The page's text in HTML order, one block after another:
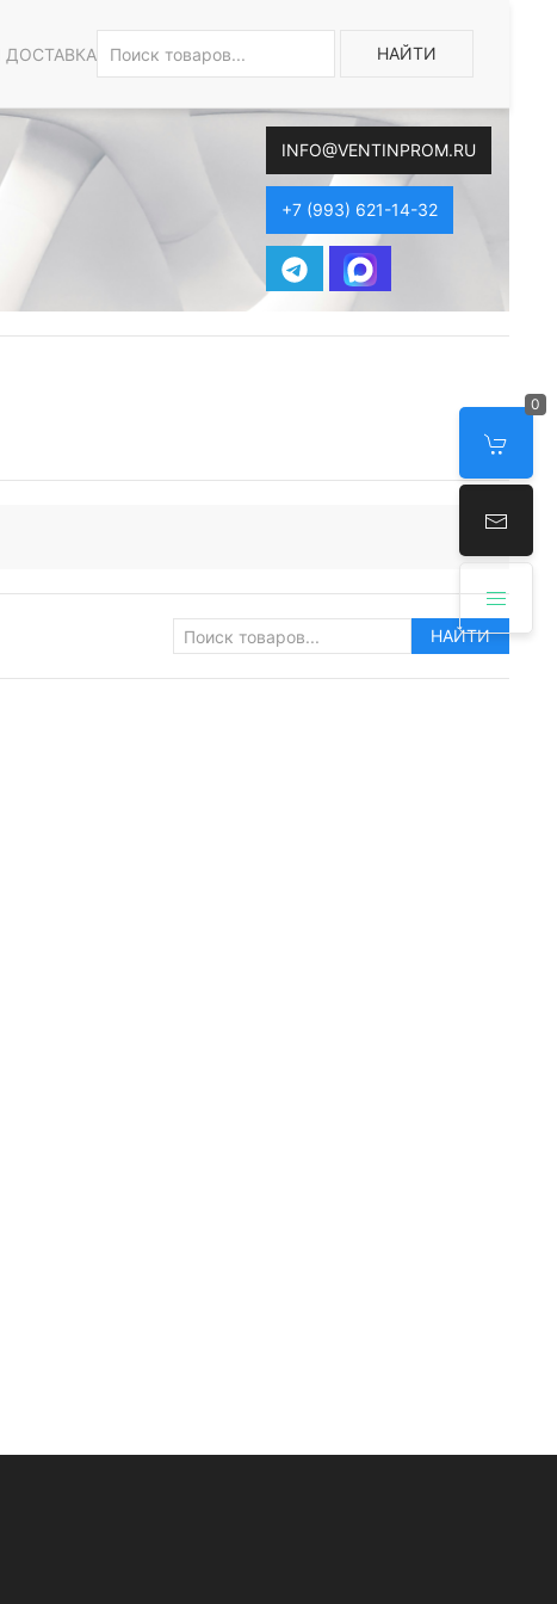
ДОСТАВКА НАЙТИ
INFO@VENTINPROM.RU
+7 (993) 621-14-32
0
НАЙТИ